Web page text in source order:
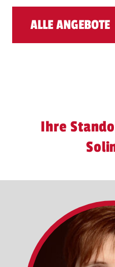
ALLE ANGEBOTE
Ihre